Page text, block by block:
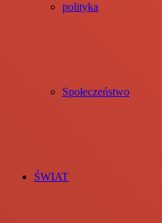
polityka
Społeczeństwo
ŚWIAT